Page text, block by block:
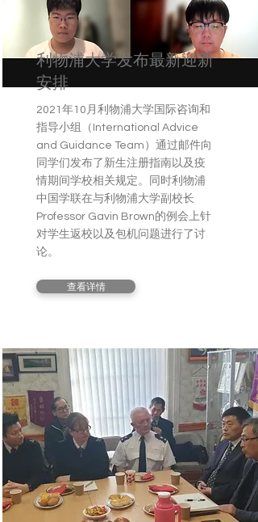
2021年10月利物浦大学国际咨询和
指导小组（International Advice
and Guidance Team）通过邮件向
同学们发布了新生注册指南以及疫
情期间学校相关规定。同时利物浦
中国学联在与利物浦大学副校长
Professor Gavin Brown的例会上针
对学生返校以及包机问题进行了讨
论。
查看详情
利物浦大学发布最新迎新
安排